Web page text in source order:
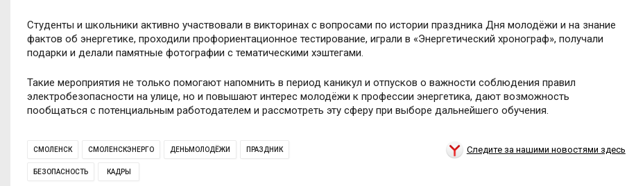
Студенты и школьники активно участвовали в викторинах с вопросами по истории праздника Дня молодёжи и на знание
фактов об энергетике, проходили профориентационное тестирование, играли в «Энергетический хронограф», получали
подарки и делали памятные фотографии с тематическими хэштегами.
Такие мероприятия не только помогают напомнить в период каникул и отпусков о важности соблюдения правил
электробезопасности на улице, но и повышают интерес молодёжи к профессии энергетика, дают возможность
пообщаться с потенциальным работодателем и рассмотреть эту сферу при выборе дальнейшего обучения.
СМОЛЕНСК СМОЛЕНСКЭНЕРГО ДЕНЬМОЛОДЁЖИ ПРАЗДНИК
БЕЗОПАСНОСТЬ КАДРЫ
Следите за нашими новостями здесь